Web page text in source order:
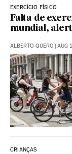
EXERCÍCIO FÍSICO
Falta de
mundial,
ALBERTO QUERO AUG
CRIANÇAS